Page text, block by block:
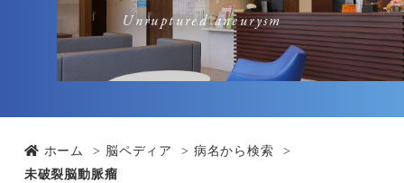
Unruptured aneurysm
ホーム 脳ペディア
病名から検索
未破裂脳動脈瘤